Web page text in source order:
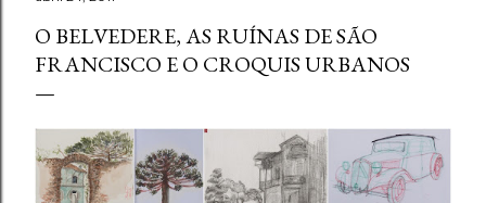
O BELVEDERE, AS RUÍNAS DE SÃO
FRANCISCO E O CROQUIS URBANOS